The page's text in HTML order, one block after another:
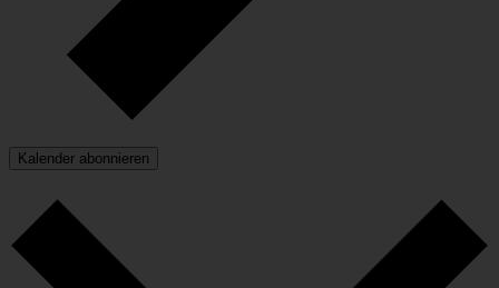
Kalender abonnieren